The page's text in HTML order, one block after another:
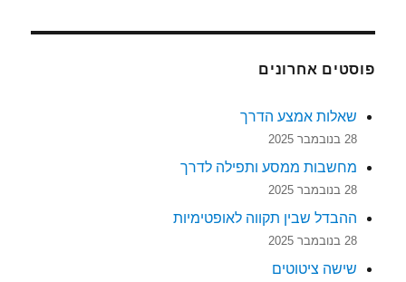
פוסטים אחרונים
שאלות אמצע הדרך
28 בנובמבר 2025
מחשבות ממסע ותפילה לדרך
28 בנובמבר 2025
ההבדל שבין תקווה לאופטימיות
28 בנובמבר 2025
שישה ציטוטים